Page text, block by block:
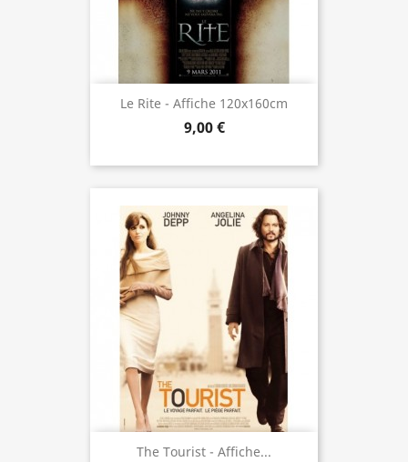
Le Rite - Affiche 120x160cm
9,00 €
The Tourist - Affiche...